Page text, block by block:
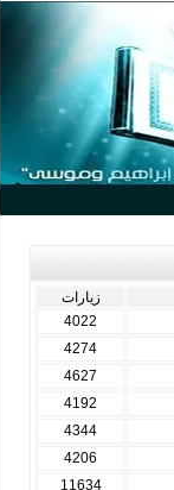
زيارات
4022
4274
4627
4192
4344
4206
11634